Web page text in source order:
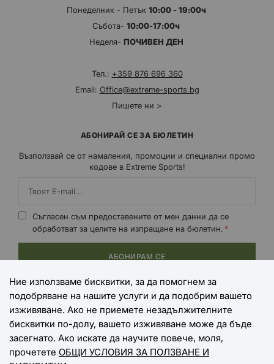
Понеделник - Петък 10:00 - 19:00ч
Събота- 10:00-17:00ч
Неделя- ПОЧИВЕН ДЕН
Тел.: +359 876 696 360
Email: Office@extreme-sports.bg
Пишете ни >
АБОНИРАЙ СЕ ЗА БЮЛЕТИН
Възползвай се от намаления, промоции и специални промо
кодове в Extreme Sports!
Съгласен съм предоставените от мен данни да се
обработват за целите на изпращане на бюлетин.
АБОНИРАМ СЕ
НАЧИНИ НА ПЛАЩАНЕ
НАЧИНИ НА ДОСТАВКА
Ние използваме бисквитки, за да помогнем за
подобряване на нашите услуги и да подобрим вашето
изживяване. Ако не приемете незадължителните
бисквитки по-долу, вашето изживяване може да бъде
засегнато. Ако искате да научите повече, моля,
прочетете ОБЩИ УСЛОВИЯ ЗА ПОЛЗВАНЕ И